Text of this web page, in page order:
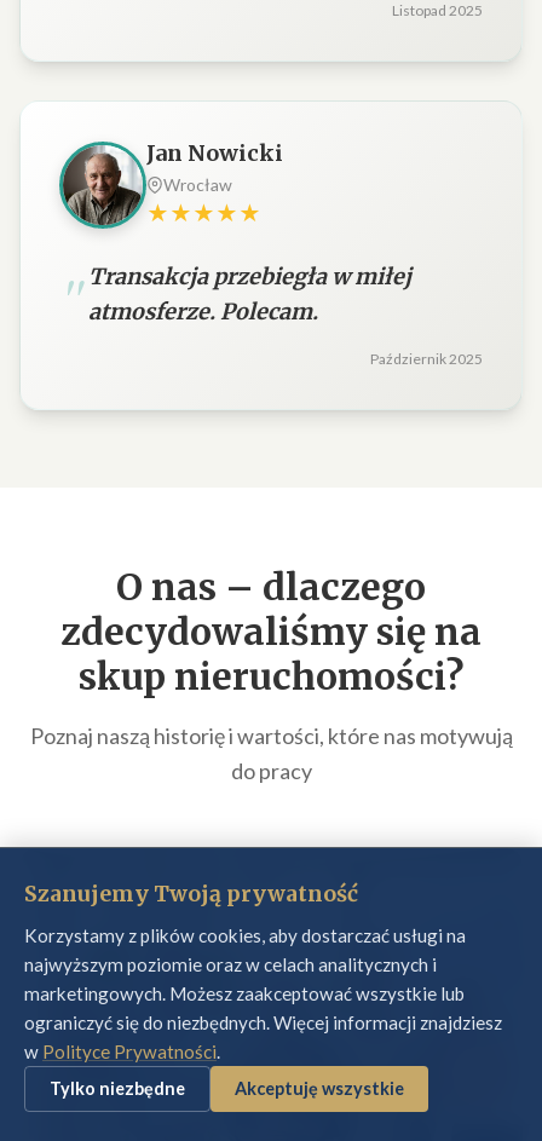
Listopad 2025
Jan Nowicki
Wrocław
★★★★★
Transakcja przebiegła w miłej
atmosferze. Polecam.
Październik 2025
O nas – dlaczego
zdecydowaliśmy się na
skup nieruchomości?
Poznaj naszą historię i wartości, które nas motywują
do pracy
Szanujemy Twoją prywatność
Korzystamy z plików cookies, aby dostarczać usługi na
najwyższym poziomie oraz w celach analitycznych i
marketingowych. Możesz zaakceptować wszystkie lub
ograniczyć się do niezbędnych. Więcej informacji znajdziesz
w Polityce Prywatności.
Tylko niezbędne Akceptuję wszystkie